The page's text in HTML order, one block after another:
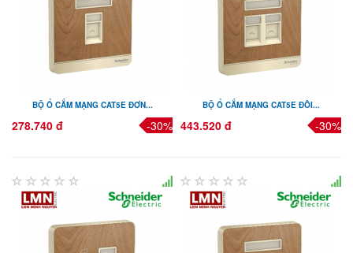
BỘ Ổ CẮM MẠNG CAT5E ĐƠN...
278.740 đ -30%
BỘ Ổ CẮM MẠNG CAT5E ĐÔI...
443.520 đ -30%